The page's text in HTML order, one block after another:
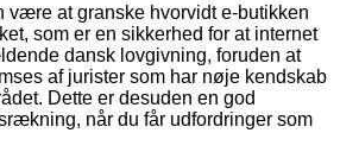
være at granske hvorvidt e-butikken
som er en sikkerhed for at internet
dansk lovgivning, foruden at
af jurister som har nøje kendskab
Dette er desuden en god
når du får udfordringer som